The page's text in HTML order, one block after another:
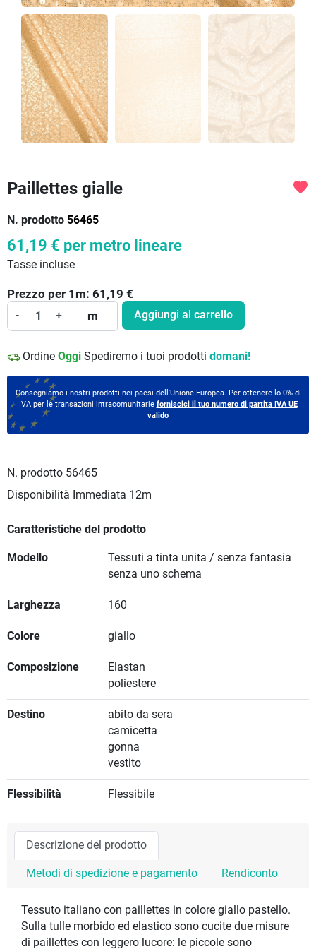
Paillettes gialle
N. prodotto 56465
favorite
61,19 € per metro lineare
Tasse incluse
Prezzo per 1 m: 61,19 €
- + m Aggiungi al carrello
Ordine Oggi Spediremo i tuoi prodotti domani!
Consegniamo i nostri prodotti nei paesi dell'Unione Europea. Per ottenere lo 0% di
IVA per le transazioni intracomunitarie forniscici il tuo numero di partita IVA UE
valido
N. prodotto 56465
Disponibilità Immediata 12m
Caratteristiche del prodotto
Modello
Tessuti a tinta unita / senza fantasia
senza uno schema
Larghezza 160
Colore giallo
Composizione
Elastan
poliestere
Destino
abito da sera
camicetta
gonna
vestito
Flessibilità Flessibile
Descrizione del prodotto
Metodi di spedizione e pagamento Rendiconto
Tessuto italiano con paillettes in colore giallo pastello.
Sulla tulle morbido ed elastico sono cucite due misure
di paillettes con leggero lucore: le piccole sono